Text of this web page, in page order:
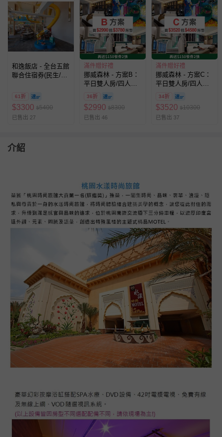
和逸飯店 - 全台五館
聯合住宿券(民生/忠
優惠期限至2026-9-
30
61折
$3300 $5400
已售出 27
滿件贈好禮
挪威森林 - 方案B：
平日雙人房/四人房
一泊一食專案（可免
費入住3780元以內
房間）（贈兩張『價
值$150』餐券,贈品
36折
$2990 $8300
已售出 46
滿件贈好禮
挪威森林 - 方案C：
平日雙人房/四人房
一泊一食專案（可免
費入住4580元以內
房間）（贈兩張『價
值$150』餐券,贈品
34折
$3520 $10300
已售出 37
介紹